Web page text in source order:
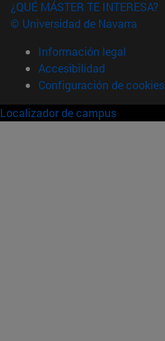
¿QUÉ MÁSTER TE INTERESA?
© Universidad de Navarra
Información legal
Accesibilidad
Configuración de cookies
Localizador de campus